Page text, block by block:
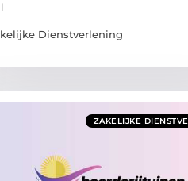
Dienstverlening
ZAKELIJKE